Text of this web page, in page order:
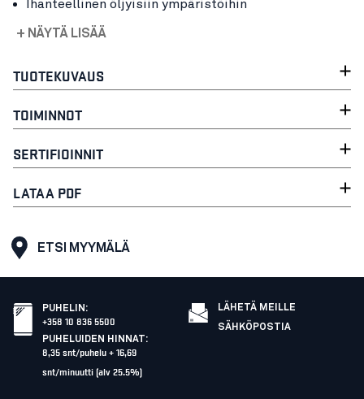
Ihanteellinen öljyisiin ympäristöihin
+ NÄYTÄ LISÄÄ
TUOTEKUVAUS
TOIMINNOT
SERTIFIOINNIT
LATAA PDF
ETSI MYYMÄLÄ
PUHELIN :
+358 10 836 5500
PUHELUIDEN HINNAT:
8,35 snt/puhelu + 16,69
snt/minuutti (alv 25.5%)
LÄHETÄ MEILLE
SÄHKÖPOSTIA